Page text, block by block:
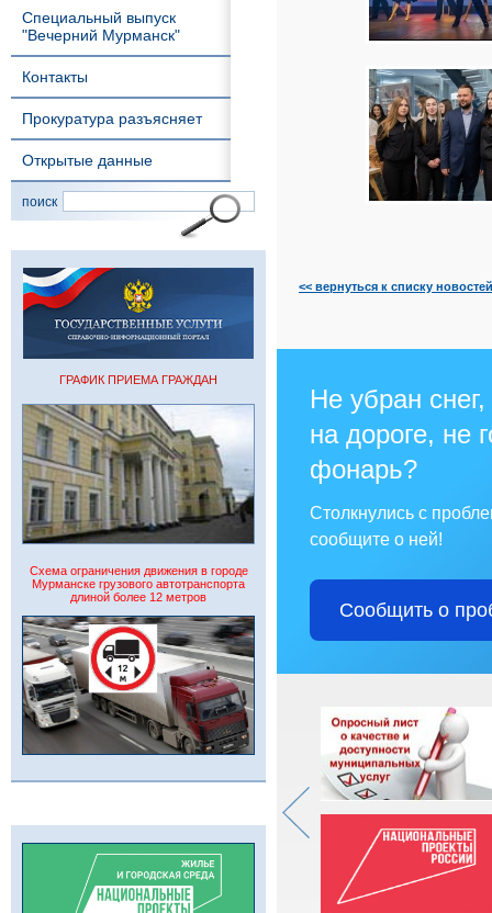
Специальный выпуск
"Вечерний Мурманск"
Контакты
Прокуратура разъясняет
Открытые данные
поиск
ГРАФИК ПРИЕМА ГРАЖДАН
Схема ограничения движения в городе
Мурманске грузового автотранспорта
длиной более 12 метров
<< вернуться к списку новостей
Не убран
на дороге, не
фонарь?
Столкнулись с
сообщите о ней!
Сообщить о